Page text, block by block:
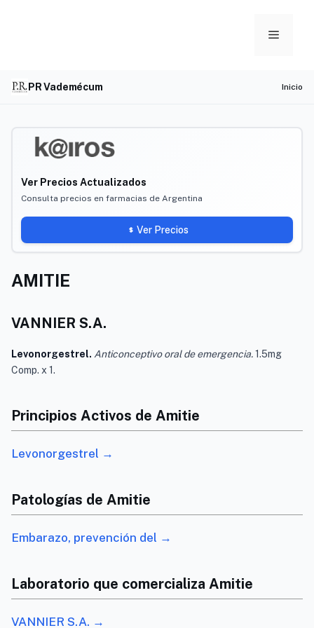
Menu
PR Vademécum Inicio
Ver Precios Actualizados
Consulta precios en farmacias de Argentina
Ver Precios
AMITIE
VANNIER S.A.
Levonorgestrel. Anticonceptivo oral de emergencia.1.5mg
Comp. x 1.
Principios Activos de Amitie
Levonorgestrel →
Patologías de Amitie
Embarazo, prevención del →
Laboratorio que comercializa Amitie
VANNIER S.A. →